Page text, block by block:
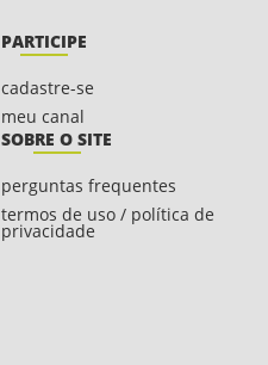
PARTICIPE
cadastre-se
meu canal
SOBRE O SITE
perguntas frequentes
termos de uso / política de
privacidade